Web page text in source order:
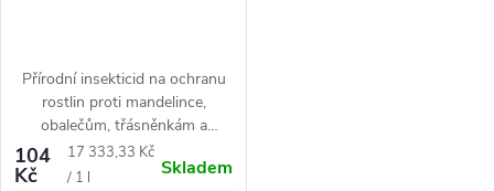
Přírodní insekticid na ochranu
rostlin proti mandelince,
obalečům, třásněnkám a
housenkám motýlů.
104
Kč
Měrná
cena:
17 333,33 Kč
/ 1 l
Skladem